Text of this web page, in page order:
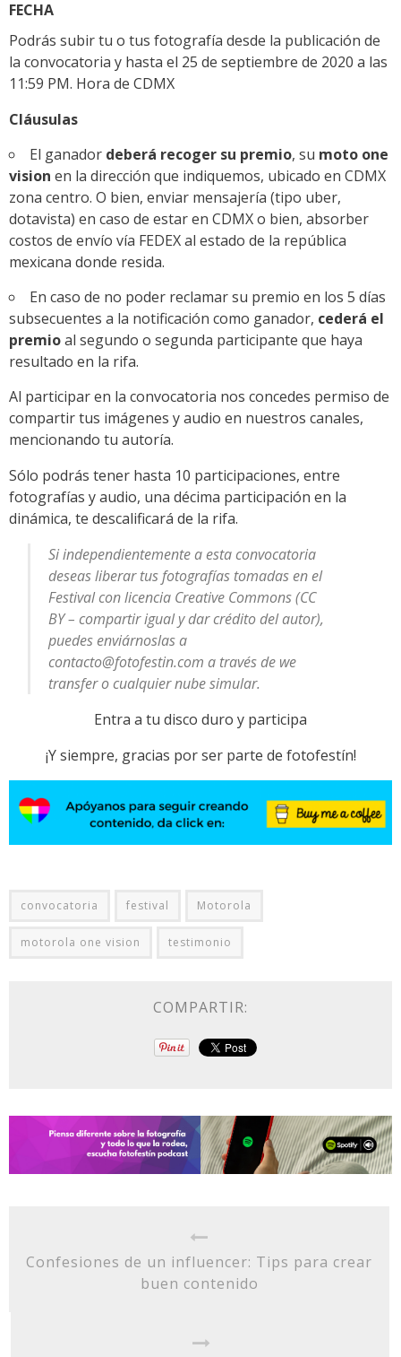
FECHA
Podrás subir tu o tus fotografía desde la publicación de
la convocatoria y hasta el 25 de septiembre de 2020 a las
11:59 PM. Hora de CDMX
Cláusulas
El ganador deberá recoger su premio, su moto one
vision en la dirección que indiquemos, ubicado en CDMX
zona centro. O bien, enviar mensajería (tipo uber,
dotavista) en caso de estar en CDMX o bien, absorber
costos de envío vía FEDEX al estado de la república
mexicana donde resida.
En caso de no poder reclamar su premio en los 5 días
subsecuentes a la notificación como ganador, cederá el
premioal segundo o segunda participante que haya
resultado en la rifa.
Al participar en la convocatoria nos concedes permiso de
compartir tus imágenes y audio en nuestros canales,
mencionando tu autoría.
Sólo podrás tener hasta 10 participaciones, entre
fotografías y audio, una décima participación en la
dinámica, te descalificará de la rifa.
Si independientemente a esta convocatoria
deseas liberar tus fotografías tomadas en el
Festival con licencia Creative Commons (CC
BY – compartir igual y dar crédito del autor),
puedes enviárnoslas a
contacto@fotofestin.com a través de we
transfer o cualquier nube simular.
Entra a tu disco duro y participa
¡Y siempre, gracias por ser parte de fotofestín!
convocatoria festival Motorola
motorola one vision testimonio
COMPARTIR:
Confesiones de un influencer: Tips para crear
buen contenido